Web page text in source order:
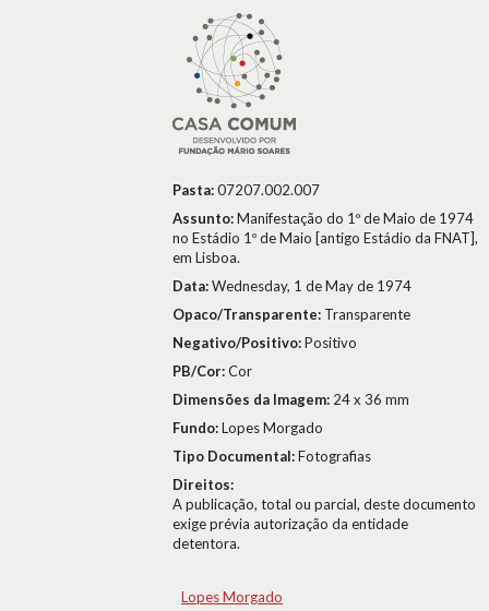
Pasta:07207.002.007
Assunto:Manifestação do 1º de Maio de 1974
no Estádio 1º de Maio [antigo Estádio da FNAT],
em Lisboa.
Data:Wednesday, 1 de May de 1974
Opaco/Transparente: Transparente
Negativo/Positivo:Positivo
PB/Cor:Cor
Dimensões da Imagem: 24 x 36 mm
Fundo:Lopes Morgado
Tipo Documental:Fotografias
Direitos:
A publicação, total ou parcial, deste documento
exige prévia autorização da entidade
detentora.
Lopes Morgado